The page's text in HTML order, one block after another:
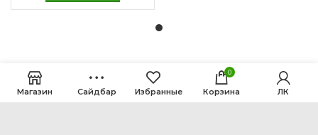
Магазин Сайдбар Избранные
0
Корзина ЛК